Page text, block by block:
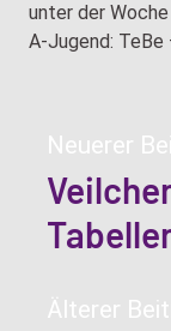
unter der
A-Jugend: TeBe
Neuerer
Älterer